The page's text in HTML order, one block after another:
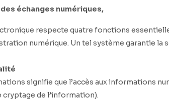
échanges numériques,
respecte quatre fonctions
numérique. Un tel système garantie la
signifie que l’accès aux informations
de l’information).